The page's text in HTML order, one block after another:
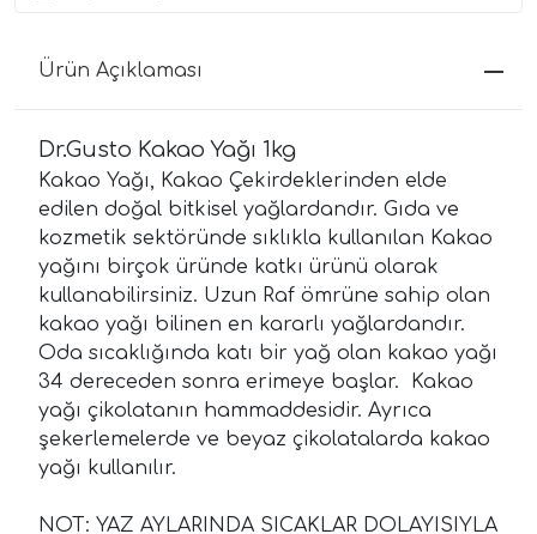
Ürün Açıklaması
Dr.Gusto Kakao Yağı 1kg
Kakao Yağı, Kakao Çekirdeklerinden elde
edilen doğal bitkisel yağlardandır. Gıda ve
kozmetik sektöründe sıklıkla kullanılan Kakao
yağını birçok üründe katkı ürünü olarak
kullanabilirsiniz. Uzun Raf ömrüne sahip olan
kakao yağı bilinen en kararlı yağlardandır.
Oda sıcaklığında katı bir yağ olan kakao yağı
34 dereceden sonra erimeye başlar. Kakao
yağı çikolatanın hammaddesidir. Ayrıca
şekerlemelerde ve beyaz çikolatalarda kakao
yağı kullanılır.
NOT: YAZ AYLARINDA SICAKLAR DOLAYISIYLA